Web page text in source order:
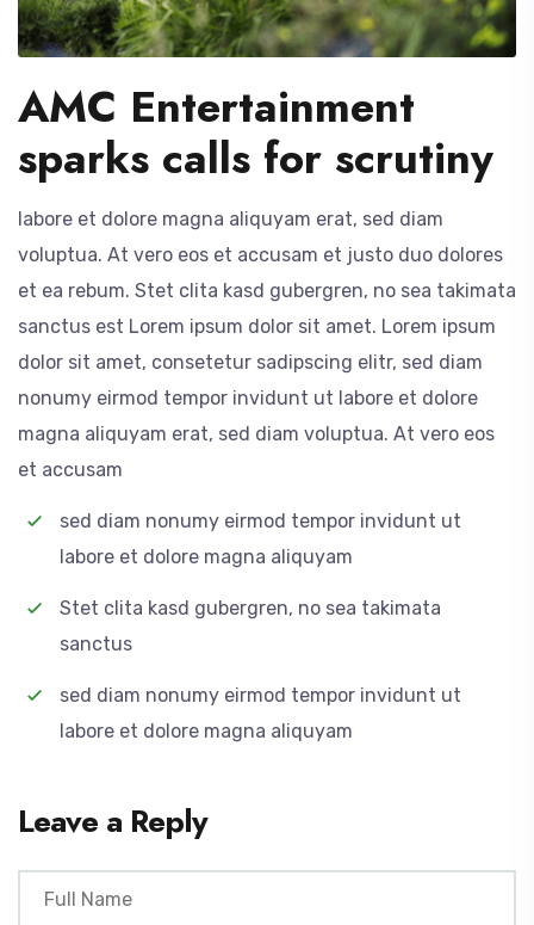
AMC Entertainment
sparks calls for scrutiny
labore et dolore magna aliquyam erat, sed diam
voluptua. At vero eos et accusam et justo duo dolores
et ea rebum. Stet clita kasd gubergren, no sea takimata
sanctus est Lorem ipsum dolor sit amet. Lorem ipsum
dolor sit amet, consetetur sadipscing elitr, sed diam
nonumy eirmod tempor invidunt ut labore et dolore
magna aliquyam erat, sed diam voluptua. At vero eos
et accusam
sed diam nonumy eirmod tempor invidunt ut
labore et dolore magna aliquyam
Stet clita kasd gubergren, no sea takimata
sanctus
sed diam nonumy eirmod tempor invidunt ut
labore et dolore magna aliquyam
Leave a Reply